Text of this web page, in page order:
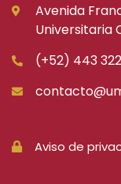
Avenida
Universitaria
(+52) 443
Aviso de